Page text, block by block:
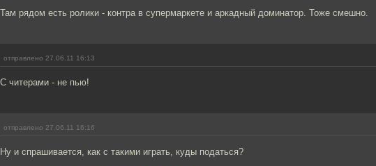
Там рядом есть ролики - контра в супермаркете и аркадный доминатор. Тоже смешно.
отправлено 27.06.11 16:13
С читерами - не пью!
отправлено 27.06.11 16:16
Ну и спрашивается, как с такими играть, куды податься?